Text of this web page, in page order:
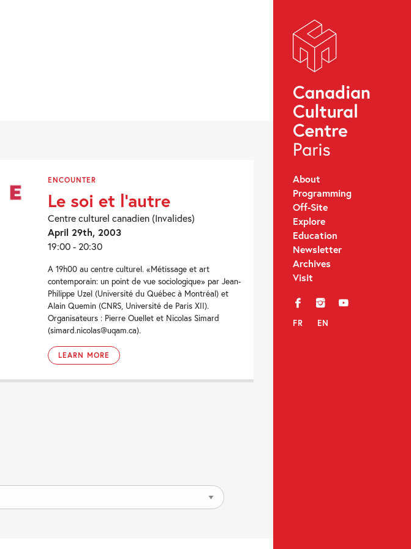
About
Programming
Off-Site
Explore
Education
Newsletter
Archives
Visit
f i y
FR EN
ENCOUNTER
Le soi et l’autre
Centre culturel canadien (Invalides)
April 29th, 2003
19:00 - 20:30
A 19h00 au centre culturel. «Métissage et art
contemporain: un point de vue sociologique» par Jean-
Philippe Uzel (Université du Québec à Montréal) et
Alain Quemin (CNRS, Université de Paris XII).
Organisateurs : Pierre Ouellet et Nicolas Simard
(simard.nicolas@uqam.ca).
LEARN MORE